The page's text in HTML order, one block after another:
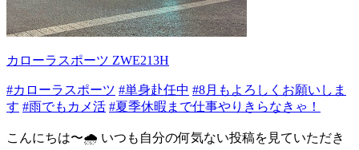
カローラスポーツ ZWE213H
#カローラスポーツ #単身赴任中 #8月もよろしくお願いしま
す #雨でもカメ活 #夏季休暇まで仕事やりきらなきゃ！
こんにちは〜🌧 いつも自分の何気ない投稿を見ていただき